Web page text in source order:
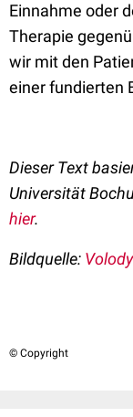
Einnahme oder
Therapie
wir mit den
einer fundierten
Dieser Text
Universität
hier.
Bildquelle:
© Copyright